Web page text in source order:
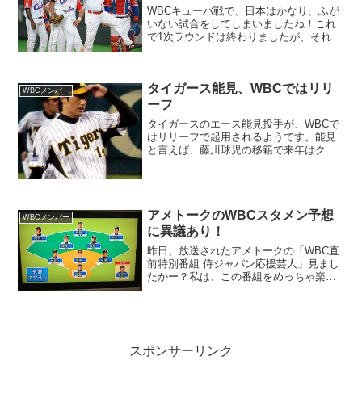
WBCキューバ戦で、日本はかなり、ふが
いない試合をしてしまいましたね！これ
で1次ラウンドは終わりましたが、それに
えるほど、注目されて...
WBCメンバー
タイガース能見、WBCではリリ
ーフ
タイガースのエース能見投手が、WBCで
はリリーフで起用されるようです。能見
と言えば、藤川球児の移籍で来年はクロ
WBCメンバー
アメトークのWBCスタメン予想
に異議あり！
昨日、放送されたアメトークの「WBC直
前特別番組 侍ジャパン応援芸人」見まし
たかー？私は、この番組をめっちゃ楽し
スポンサーリンク